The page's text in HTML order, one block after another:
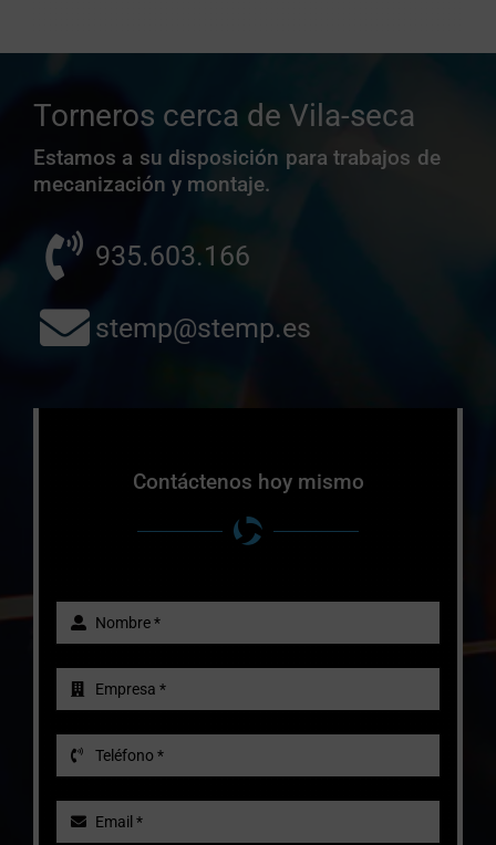
Torneros cerca de Vila-seca
Estamos a su disposición para trabajos de
mecanización y montaje.
935.603.166
stemp@stemp.es
Contáctenos hoy mismo